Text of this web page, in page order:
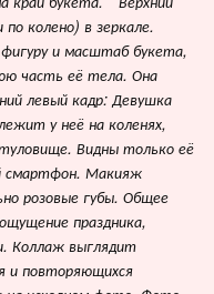
колено) в зеркале.
и масштаб букета,
часть её тела. Она
левый кадр: Девушка
у неё на коленях,
Видны только её
смартфон. Макияж
розовые губы. Общее
праздника,
Коллаж выглядит
и повторяющихся